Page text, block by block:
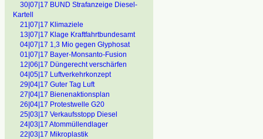
30|07|17 BUND Strafanzeige Diesel-
Kartell
21|07|17 Klimaziele
13|07|17 Klage Kraftfahrtbundesamt
04|07|17 1,3 Mio gegen Glyphosat
01|07|17 Bayer-Monsanto-Fusion
12|06|17 Düngerecht verschärfen
04|05|17 Luftverkehrkonzept
29|04|17 Guter Tag Luft
27|04|17 Bienenaktionsplan
26|04|17 Protestwelle G20
25|03|17 Verkaufsstopp Diesel
24|03|17 Atommüllendlager
22|03|17 Mikroplastik